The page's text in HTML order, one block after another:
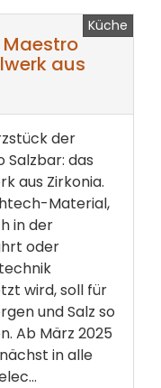
Küche
Maestro
aus
der
Salzbar: das
aus Zirkonia.
Material,
in der
oder
wird, soll für
und Salz so
Ab März 2025
in alle